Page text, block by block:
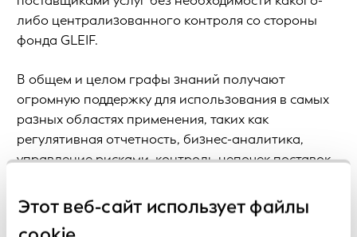
Этот веб-сайт использует файлы
либо централизованного контроля со стороны
фонда GLEIF.
В общем и целом графы знаний получают
огромную поддержку для использования в самых
разных областях применения, таких как
регулятивная отчетность, бизнес-аналитика,
управление рисками, контроль цепочек поставок,
отношениями с клиентами или контрагентами.
Доступность данных кодов LEI фонда GLEIF на этой